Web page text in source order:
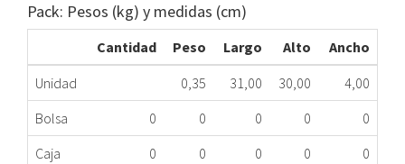
Pack: Pesos (kg) y medidas (cm)
Cantidad Peso Largo Alto
Ancho
Unidad
0,35 31,00 30,00
4,00
Bolsa
0 0 0 0
0
Caja
0 0 0 0
0